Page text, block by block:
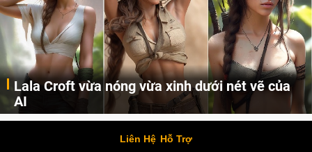
Lala Croft vừa nóng vừa xinh dưới nét vẽ của
AI
Cùng đến với những hình ảnh Lala Croft của Tomb Raider dưới nét vẽ của AI. Một cô nàng xinh đẹp, nóng bỏng nhưng cũng rắn rỏi và mạnh mẽ.
Liên Hệ Hỗ Trợ